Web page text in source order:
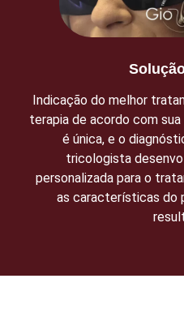
Indicação do melhor
terapia de acordo com
é única, e o
tricologista
personalizada para o
as características do